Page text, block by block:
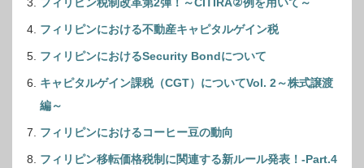
フィリピン税制改革第2弾！～CITIRA②例を用いて～
フィリピンにおける不動産キャピタルゲイン税
フィリピンにおけるSecurity Bondについて
キャピタルゲイン課税（CGT）についてVol. 2～株式譲渡
編～
フィリピンにおけるコーヒー豆の動向
フィリピン移転価格税制に関連する新ルール発表！-Part.4